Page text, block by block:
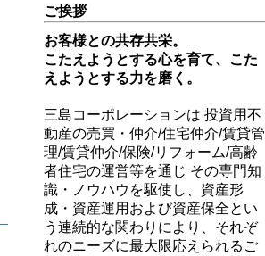
ご挨拶
お客様との共存共栄。
こたえようとする心を育て、こた
えようとする力を磨く。
三島コーポレーションは 投資用不
動産の売買・仲介/住宅仲介/賃貸管
理/賃貸仲介/保険/リフォーム/高齢
者住宅の運営等を通じ その専門知
識・ノウハウを駆使し、資産形
成・資産運用および資産保全とい
う連続的な関わりにより、それぞ
れのニーズに最大限応えられるご